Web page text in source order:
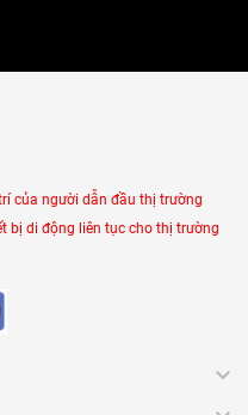
của người dẫn đầu thị trường
bị di động liên tục cho thị trường